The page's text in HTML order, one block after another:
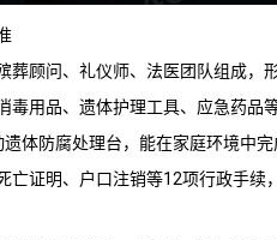
葬顾问、礼仪师、法医团队组成，
毒用品、遗体护理工具、应急药品
体防腐处理台，能在家庭环境中
亡证明、户口注销等12项行政手续